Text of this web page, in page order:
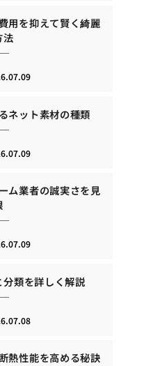
用を抑えて賢く綺麗
法
ネット素材の種類
ム業者の誠実さを見
類を詳しく解説
熱性能を高める秘訣